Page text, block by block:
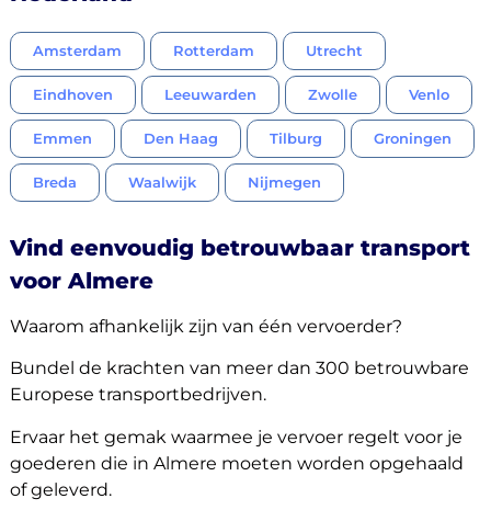
Amsterdam Rotterdam Utrecht
Eindhoven Leeuwarden Zwolle Venlo
Emmen Den Haag Tilburg Groningen
Breda Waalwijk Nijmegen
Vind eenvoudig betrouwbaar transport
voor Almere
Waarom afhankelijk zijn van één vervoerder?
Bundel de krachten van meer dan 300 betrouwbare
Europese transportbedrijven.
Ervaar het gemak waarmee je vervoer regelt voor je
goederen die in Almere moeten worden opgehaald
of geleverd.